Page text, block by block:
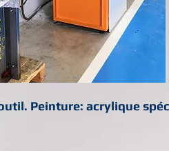
Peinture: acrylique